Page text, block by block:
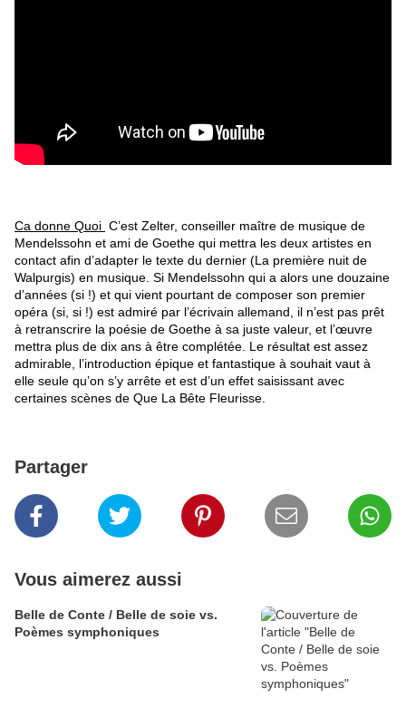
Ca donne Quoi C’est Zelter, conseiller maître de musique de
Mendelssohn et ami de Goethe qui mettra les deux artistes en
contact afin d’adapter le texte du dernier (La première nuit de
Walpurgis) en musique. Si Mendelssohn qui a alors une douzaine
d’années (si !) et qui vient pourtant de composer son premier
opéra (si, si !) est admiré par l’écrivain allemand, il n’est pas prêt
à retranscrire la poésie de Goethe à sa juste valeur, et l’œuvre
mettra plus de dix ans à être complétée. Le résultat est assez
admirable, l’introduction épique et fantastique à souhait vaut à
elle seule qu’on s’y arrête et est d’un effet saisissant avec
certaines scènes de Que La Bête Fleurisse.
Partager
Vous aimerez aussi
Belle de Conte / Belle de soie vs.
Poèmes symphoniques